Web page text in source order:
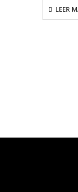
LEER